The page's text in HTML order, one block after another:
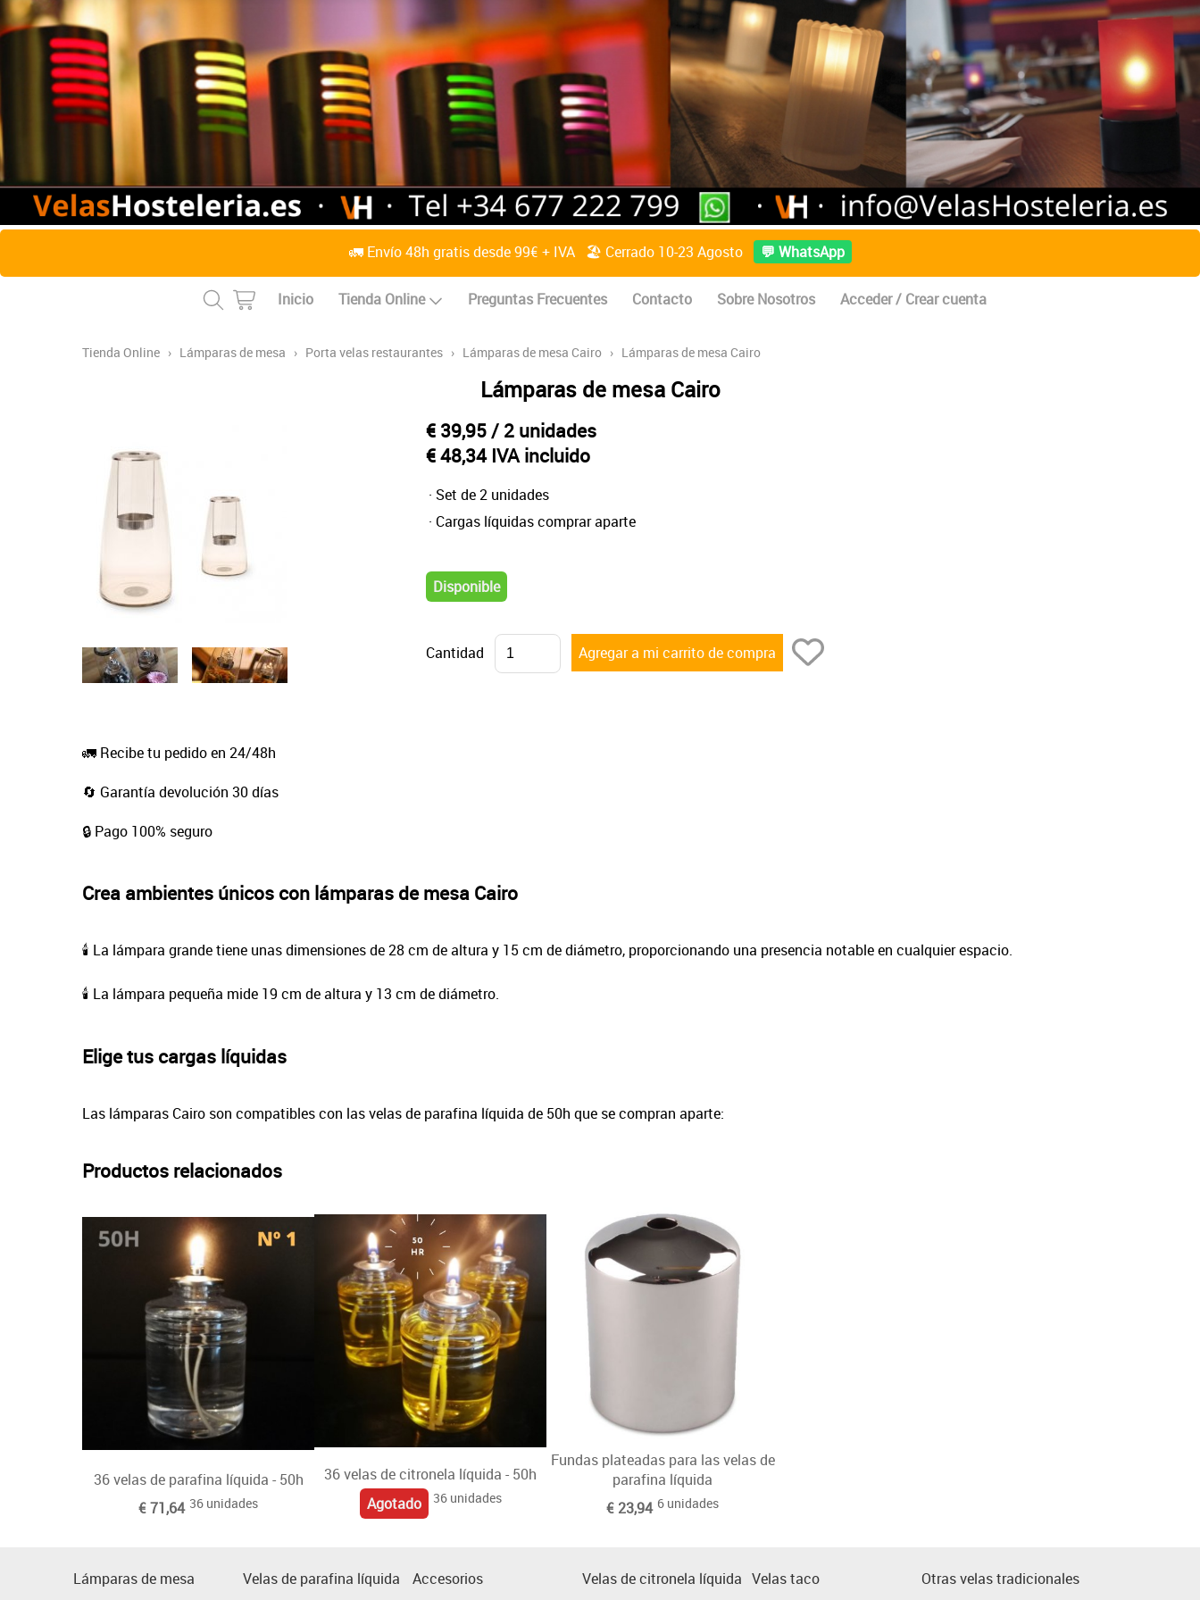
🚛 Envío 48h gratis desde 99€ + IVA 🏖️ Cerrado 10-23 Agosto 💬 WhatsApp
Inicio Tienda Online Preguntas Frecuentes Contacto Sobre Nosotros Acceder / Crear cuenta
Tienda Online › Lámparas de mesa › Porta velas restaurantes › Lámparas de mesa Cairo › Lámparas de mesa Cairo
Lámparas de mesa Cairo
€ 39,95/ 2 unidades
€ 48,34 IVA incluido
· Set de 2 unidades
· Cargas líquidas comprar aparte
Disponible
Cantidad
🚛 Recibe tu pedido en 24/48h
🔄 Garantía devolución 30 días
🔒 Pago 100% seguro
Crea ambientes únicos con lámparas de mesa Cairo
🕯️ La lámpara grande tiene unas dimensiones de 28 cm de altura y 15 cm de diámetro, proporcionando una presencia notable en cualquier espacio.
🕯️ La lámpara pequeña mide 19 cm de altura y 13 cm de diámetro.
Elige tus cargas líquidas
Las lámparas Cairo son compatibles con las velas de parafina líquida de 50h que se compran aparte:
Productos relacionados
36 velas de parafina líquida - 50h
€ 71,64 36 unidades
36 velas de citronela líquida - 50h
Agotado
36 unidades
Fundas plateadas para las velas de
parafina líquida
€ 23,94 6 unidades
Lámparas de mesa Velas de parafina líquida Accesorios Velas de citronela líquida Velas taco Otras velas tradicionales